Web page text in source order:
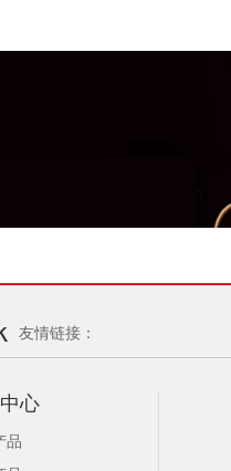
友情链接：
心
品